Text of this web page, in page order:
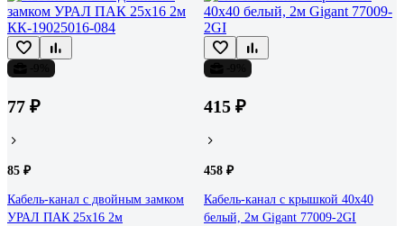
77 ₽
85 ₽
Кабель-канал с двойным замком
УРАЛ ПАК 25х16 2м
415 ₽
458 ₽
Кабель-канал с крышкой 40x40
белый, 2м Gigant 77009-2GI